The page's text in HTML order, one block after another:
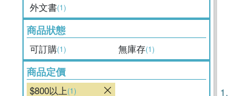
外文書(1)
商品狀態
可訂購(1) 無庫存(1)
商品定價
$800以上(1) 1.